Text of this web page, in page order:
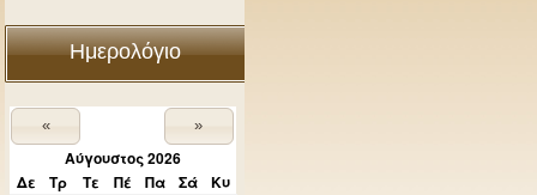
Ημερολόγιο
« »
Αύγουστος 2026
Δε
Τρ Τε Πέ Πα Σά Κυ